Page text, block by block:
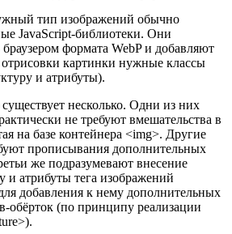
тип изображений обычно
JavaScript-библиотеки. Они
формата WebP и добавляют
картинки нужные классы
и атрибуты).
несколько. Одни из них
не требуют вмешательства в
на базе контейнера <img>. Другие
прописывания дополнительных
же подразумевают внесение
и атрибуты тега изображений
добавления к нему дополнительных
обёрток (по принципу реализации